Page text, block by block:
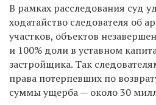
В рамках расследования суд
ходатайство следователя об
участков, объектов
и 100% доли в уставном
застройщика. Так
права потерпевших по
суммы ущерба — около 30